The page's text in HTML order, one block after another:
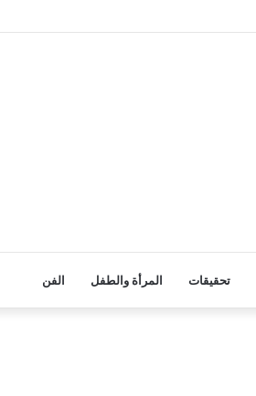
تحقيقات المرأة والطفل الفن